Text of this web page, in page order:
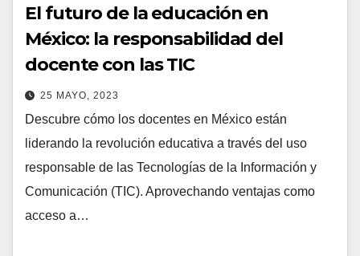
El futuro de la educación en
México: la responsabilidad del
docente con las TIC
25 MAYO, 2023
Descubre cómo los docentes en México están
liderando la revolución educativa a través del uso
responsable de las Tecnologías de la Información y
Comunicación (TIC). Aprovechando ventajas como
acceso a…